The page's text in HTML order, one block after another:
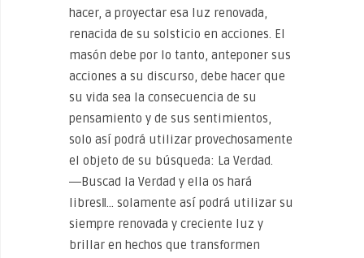
hacer, a proyectar esa luz renovada,
renacida de su solsticio en acciones. El
masón debe por lo tanto, anteponer sus
acciones a su discurso, debe hacer que
su vida sea la consecuencia de su
pensamiento y de sus sentimientos,
solo así podrá utilizar provechosamente
el objeto de su búsqueda: La Verdad.
―Buscad la Verdad y ella os hará
libres‖… solamente así podrá utilizar su
siempre renovada y creciente luz y
brillar en hechos que transformen